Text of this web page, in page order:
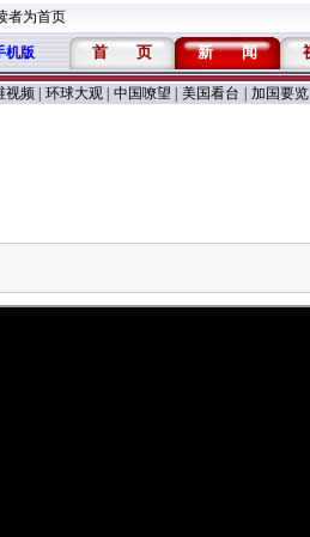
者为首页
机版 首 页 新 闻
视频 环球大观 中国嘹望 美国看台 加国要览